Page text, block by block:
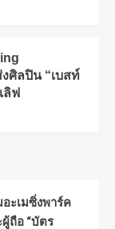
ศิลปิน “เบสท์
ลิฟ
ะเมซิ่งพาร์ค
ถือ “บัตร